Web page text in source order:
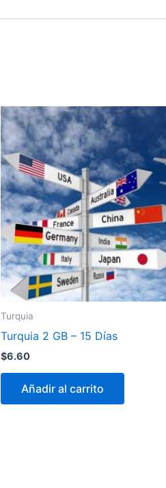
Turquia
Turquia 2 GB – 15 Días
$6.60
Añadir al carrito